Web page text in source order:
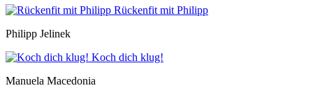
Rückenfit mit Philipp
Philipp Jelinek
Koch dich klug!
Manuela Macedonia